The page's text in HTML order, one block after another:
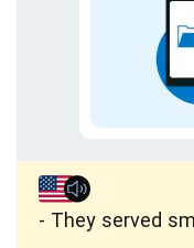
They served